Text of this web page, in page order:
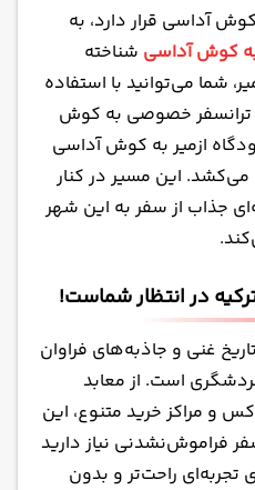
از کوش آداسی قرار دارد، به
کوش آداسی شناخته
شما می‌توانید با استفاده
ترانسفر خصوصی به کوش
ازمیر به کوش آداسی
ساعت طول می‌کشد. این مسیر در کنار
جذاب از سفر به این شهر
در انتظار شماست!
غنی و جاذبه‌های فراوان
است. از معابد
و مراکز خرید متنوع، این
فراموش‌نشدنی نیاز دارید
تجربه‌ای راحت‌تر و بدون